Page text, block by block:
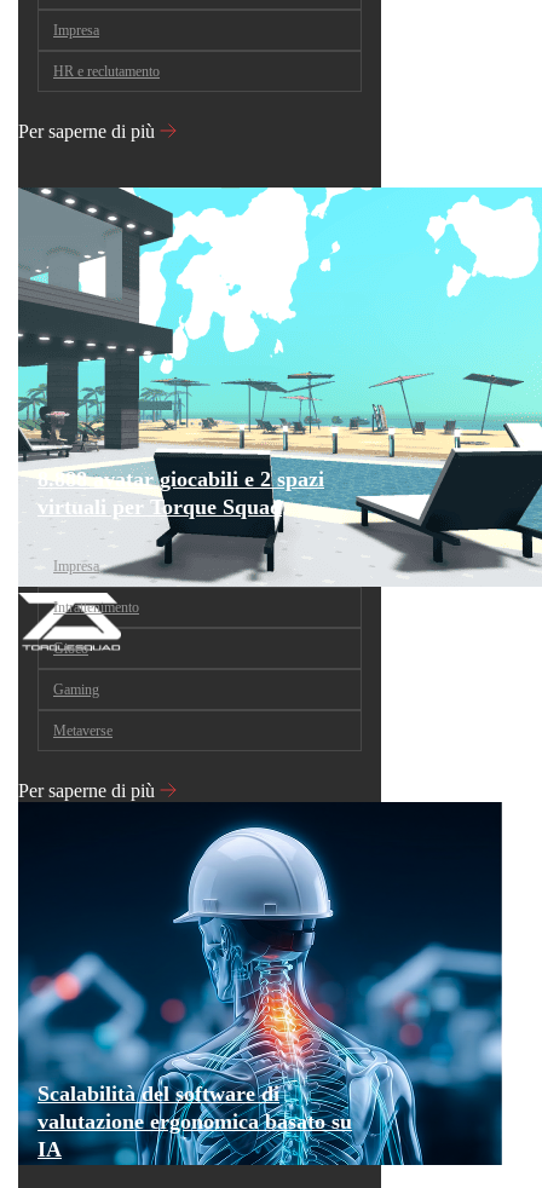
Impresa
HR e reclutamento
Per saperne di più
8.888 avatar giocabili e 2 spazi
virtuali per Torque Squad
Impresa
Intrattenimento
Gioco
Gaming
Metaverse
Per saperne di più
Scalabilità del software di
valutazione ergonomica basato su
IA